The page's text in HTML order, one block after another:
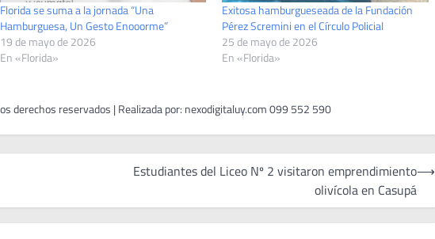
Florida se suma a la jornada “Una
Hamburguesa, Un Gesto Enooorme”
19 de mayo de 2026
En «Florida»
Exitosa hamburgueseada de la Fundación
Pérez Scremini en el Círculo Policial
25 de mayo de 2026
En «Florida»
Estudiantes del Liceo Nº 2 visitaron emprendimiento
olivícola en Casupá
⟶